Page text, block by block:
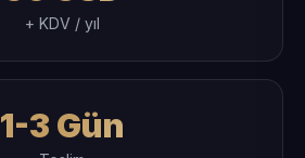
+ KDV / yıl
1-3 Gün